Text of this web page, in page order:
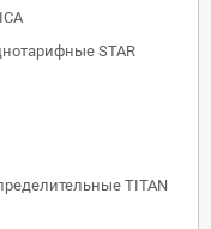
STAR
TITAN